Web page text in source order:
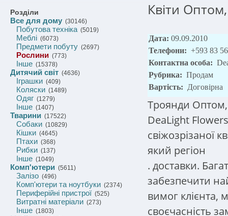
Розділи
Все для дому (30146)
Побутова техніка(5019)
Меблі (6073)
Предмети побуту (2697)
Рослини (773)
Інше (15378)
Дитячий світ (4636)
Іграшки (409)
Коляски (1489)
Одяг (1279)
Інше (1407)
Тварини (17522)
Собаки (10829)
Кішки (4645)
Птахи (368)
Рибки (137)
Інше (1049)
Комп'ютери (5611)
Залізо (496)
Комп'ютери та ноутбуки (2374)
Периферійні пристрої (525)
Витратні матеріали (273)
Інше (1803)
Квіти
Дата: 09.09.2010
Телефони: +593 83
Контактна особа:
Рубрика: Продам
Вартість: Договірна
Троянди Оптом,
DeaLight
свіжозрізаної
який регіон
. доставки.
забезпечити
вимог клієнта,
своєчасність